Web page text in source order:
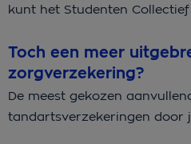
kunt het Studenten Collectief
Toch een meer
zorgverzekering?
De meest gekozen
tandartsverzekeringen door